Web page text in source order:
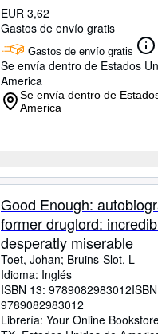
EUR 3,62
Gastos de envío gratis
Gastos de envío gratis
Se envía dentro de Estados
America
Se envía dentro de
America
Good Enough:
former druglord:
desperatly miserable
Toet, Johan; Bruins-Slot, L
Idioma: Inglés
ISBN 13: 9789082983012
9789082983012
Librería: Your Online